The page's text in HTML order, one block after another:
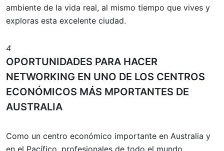
ambiente de la vida real, al mismo tiempo que vives y
exploras esta excelente ciudad.
4
OPORTUNIDADES PARA HACER
NETWORKING EN UNO DE LOS CENTROS
ECONÓMICOS MÁS MPORTANTES DE
AUSTRALIA
Como un centro económico importante en Australia y
en el Pacífico, profesionales de todo el mundo